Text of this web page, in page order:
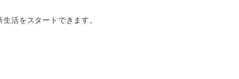
活をスタートできます。